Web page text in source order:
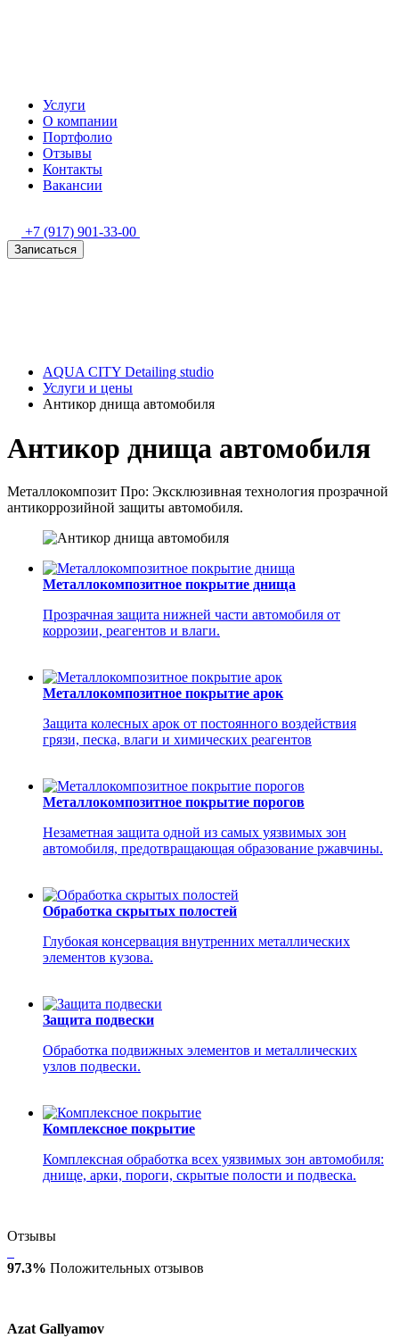
Услуги
О компании
Портфолио
Отзывы
Контакты
Вакансии
+7 (917) 901-33-00
Записаться
AQUA CITY Detailing studio
Услуги и цены
Антикор днища автомобиля
Антикор днища автомобиля
Металлокомпозит Про: Эксклюзивная технология прозрачной
антикоррозийной защиты автомобиля.
Металлокомпозитное покрытие днища
Прозрачная защита нижней части автомобиля от
коррозии, реагентов и влаги.
Металлокомпозитное покрытие арок
Защита колесных арок от постоянного воздействия
грязи, песка, влаги и химических реагентов
Металлокомпозитное покрытие порогов
Незаметная защита одной из самых уязвимых зон
автомобиля, предотвращающая образование ржавчины.
Обработка скрытых полостей
Глубокая консервация внутренних металлических
элементов кузова.
Защита подвески
Обработка подвижных элементов и металлических
узлов подвески.
Комплексное покрытие
Комплексная обработка всех уязвимых зон автомобиля:
днище, арки, пороги, скрытые полости и подвеска.
Отзывы
97.3% Положительных отзывов
Azat Gallyamov